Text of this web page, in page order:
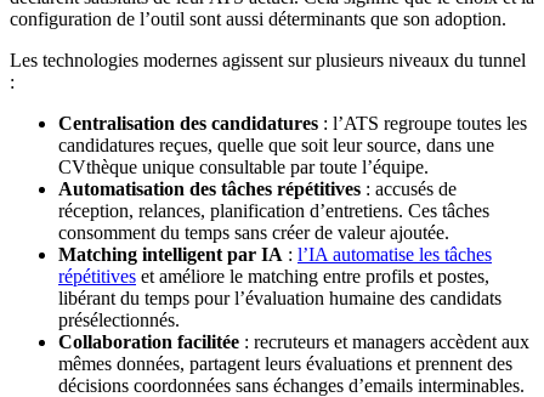
configuration de l’outil sont aussi déterminants que son adoption.
Les technologies modernes agissent sur plusieurs niveaux du tunnel
:
Centralisation des candidatures : l’ATS regroupe toutes les
candidatures reçues, quelle que soit leur source, dans une
CVthèque unique consultable par toute l’équipe.
Automatisation des tâches répétitives : accusés de
réception, relances, planification d’entretiens. Ces tâches
consomment du temps sans créer de valeur ajoutée.
Matching intelligent par IA : l’IA automatise les tâches
répétitives et améliore le matching entre profils et postes,
libérant du temps pour l’évaluation humaine des candidats
présélectionnés.
Collaboration facilitée : recruteurs et managers accèdent aux
mêmes données, partagent leurs évaluations et prennent des
décisions coordonnées sans échanges d’emails interminables.